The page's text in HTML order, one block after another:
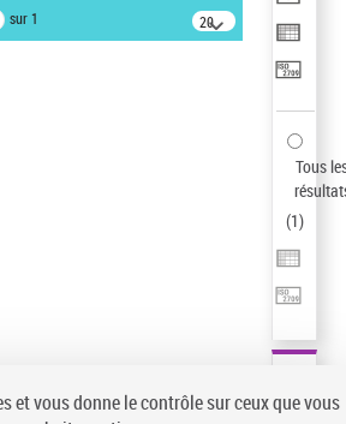
sur 1
20
résultats/page
Tous
(1)
et vous donne le contrôle sur ceux que vous